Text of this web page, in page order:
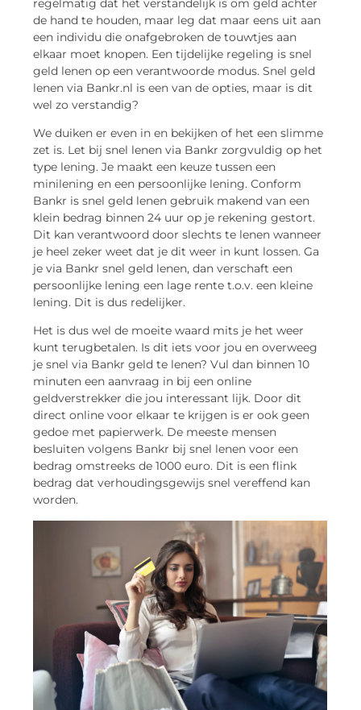
regelmatig dat het verstandelijk is om geld achter
de hand te houden, maar leg dat maar eens uit aan
een individu die onafgebroken de touwtjes aan
elkaar moet knopen. Een tijdelijke regeling is snel
geld lenen op een verantwoorde modus. Snel geld
lenen via Bankr.nl is een van de opties, maar is dit
wel zo verstandig?
We duiken er even in en bekijken of het een slimme
zet is. Let bij snel lenen via Bankr zorgvuldig op het
type lening. Je maakt een keuze tussen een
minilening en een persoonlijke lening. Conform
Bankr is snel geld lenen gebruik makend van een
klein bedrag binnen 24 uur op je rekening gestort.
Dit kan verantwoord door slechts te lenen wanneer
je heel zeker weet dat je dit weer in kunt lossen. Ga
je via Bankr snel geld lenen, dan verschaft een
persoonlijke lening een lage rente t.o.v. een kleine
lening. Dit is dus redelijker.
Het is dus wel de moeite waard mits je het weer
kunt terugbetalen. Is dit iets voor jou en overweeg
je snel via Bankr geld te lenen? Vul dan binnen 10
minuten een aanvraag in bij een online
geldverstrekker die jou interessant lijk. Door dit
direct online voor elkaar te krijgen is er ook geen
gedoe met papierwerk. De meeste mensen
besluiten volgens Bankr bij snel lenen voor een
bedrag omstreeks de 1000 euro. Dit is een flink
bedrag dat verhoudingsgewijs snel vereffend kan
worden.